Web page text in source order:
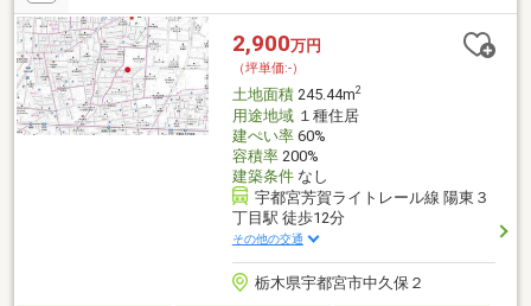
2,900万円
（坪単価:-）
土地面積245.44m2
用途地域１種住居
建ぺい率60%
容積率200%
建築条件なし
宇都宮芳賀ライトレール線 陽東３
丁目駅 徒歩12分
その他の交通
栃木県宇都宮市中久保２